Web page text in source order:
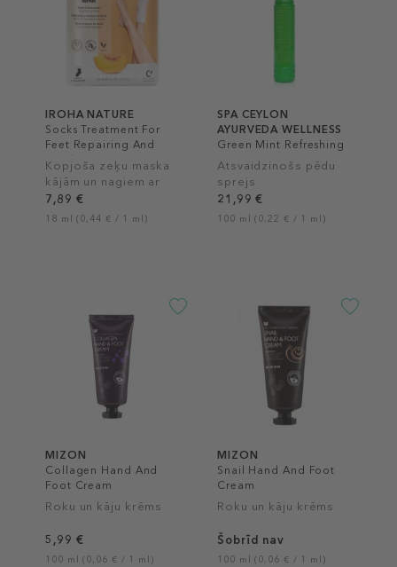
IROHA NATURE
Socks Treatment For
Feet Repairing And
Peach
Kopjoša zeķu maska
kājām un nagiem ar
persiku serumu,
7,89 €
18 ml (0,44 € / 1 ml)
SPA CEYLON
AYURVEDA WELLNESS
Green Mint Refreshing
Foot Mist
Atsvaidzinošs pēdu
sprejs
21,99 €
100 ml (0,22 € / 1 ml)
MIZON
Collagen Hand And
Foot Cream
Roku un kāju krēms
5,99 €
100 ml (0,06 € / 1 ml)
MIZON
Snail Hand And Foot
Cream
Roku un kāju krēms
Šobrīd nav
100 ml (0,06 € / 1 ml)